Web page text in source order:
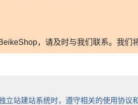
，请及时与我们联系。我们
立站建站系统时，遵守相关的使用协